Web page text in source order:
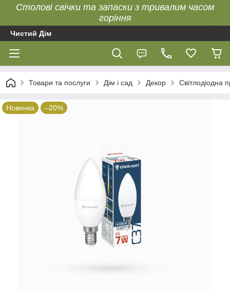
Столові свічки та запаски з тривалим часом
горіння
Чистий Дім
Товари та послуги Дім і сад Декор Світлодіодна
Новинка –20%